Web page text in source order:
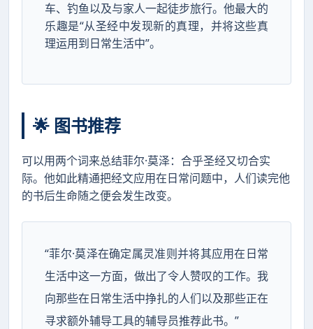
车、钓鱼以及与家人一起徒步旅行。他最大的
乐趣是“从圣经中发现新的真理，并将这些真
理运用到日常生活中”。
🌟 图书推荐
可以用两个词来总结菲尔·莫泽：合乎圣经又切合实
际。他如此精通把经文应用在日常问题中，人们读完他
的书后生命随之便会发生改变。
“菲尔·莫泽在确定属灵准则并将其应用在日常
生活中这一方面，做出了令人赞叹的工作。我
向那些在日常生活中挣扎的人们以及那些正在
寻求额外辅导工具的辅导员推荐此书。”